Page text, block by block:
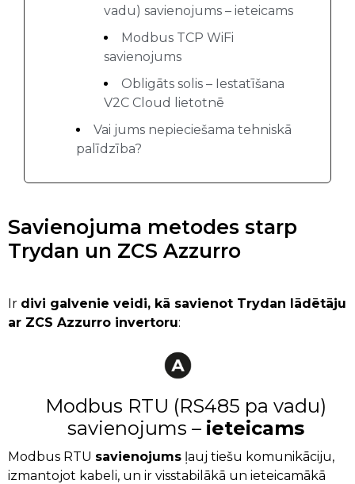
vadu) savienojums – ieteicams
Modbus TCP WiFi
savienojums
Obligāts solis – Iestatīšana
V2C Cloud lietotnē
Vai jums nepieciešama tehniskā
palīdzība?
Savienojuma metodes starp
Trydan un ZCS Azzurro
Ir divi galvenie veidi, kā savienot Trydan lādētāju
ar ZCS Azzurro invertoru:
Modbus RTU (RS485 pa vadu)
savienojums – ieteicams
Modbus RTU savienojums ļauj tiešu komunikāciju,
izmantojot kabeli, un ir visstabilākā un ieteicamākā